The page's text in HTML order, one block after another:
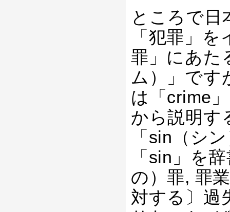
ところで日
「犯罪」
罪」にあた
ム）」です
は「crime
から説明す
「sin（シ
「sin」を
の）罪, 罪
対する〕過